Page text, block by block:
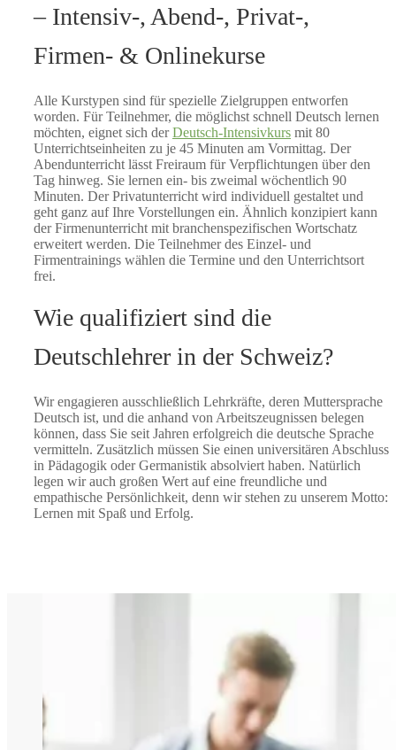
– Intensiv-, Abend-, Privat-,
Firmen- & Onlinekurse
Alle Kurstypen sind für spezielle Zielgruppen entworfen
worden. Für Teilnehmer, die möglichst schnell Deutsch lernen
möchten, eignet sich derDeutsch-Intensivkurs mit 80
Unterrichtseinheiten zu je 45 Minuten am Vormittag. Der
Abendunterricht lässt Freiraum für Verpflichtungen über den
Tag hinweg. Sie lernen ein- bis zweimal wöchentlich 90
Minuten. Der Privatunterricht wird individuell gestaltet und
geht ganz auf Ihre Vorstellungen ein. Ähnlich konzipiert kann
der Firmenunterricht mit branchenspezifischen Wortschatz
erweitert werden. Die Teilnehmer des Einzel- und
Firmentrainings wählen die Termine und den Unterrichtsort
frei.
Wie qualifiziert sind die
Deutschlehrer in der Schweiz?
Wir engagieren ausschließlich Lehrkräfte, deren Muttersprache
Deutsch ist, und die anhand von Arbeitszeugnissen belegen
können, dass Sie seit Jahren erfolgreich die deutsche Sprache
vermitteln. Zusätzlich müssen Sie einen universitären Abschluss
in Pädagogik oder Germanistik absolviert haben. Natürlich
legen wir auch großen Wert auf eine freundliche und
empathische Persönlichkeit, denn wir stehen zu unserem Motto:
Lernen mit Spaß und Erfolg.